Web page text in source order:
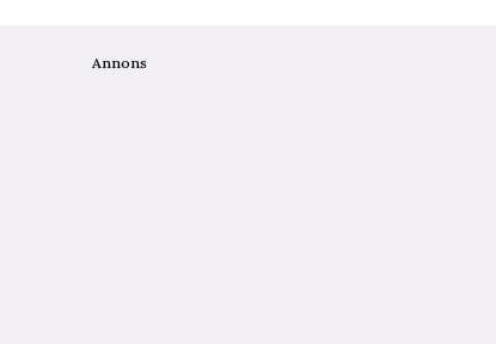
Annons